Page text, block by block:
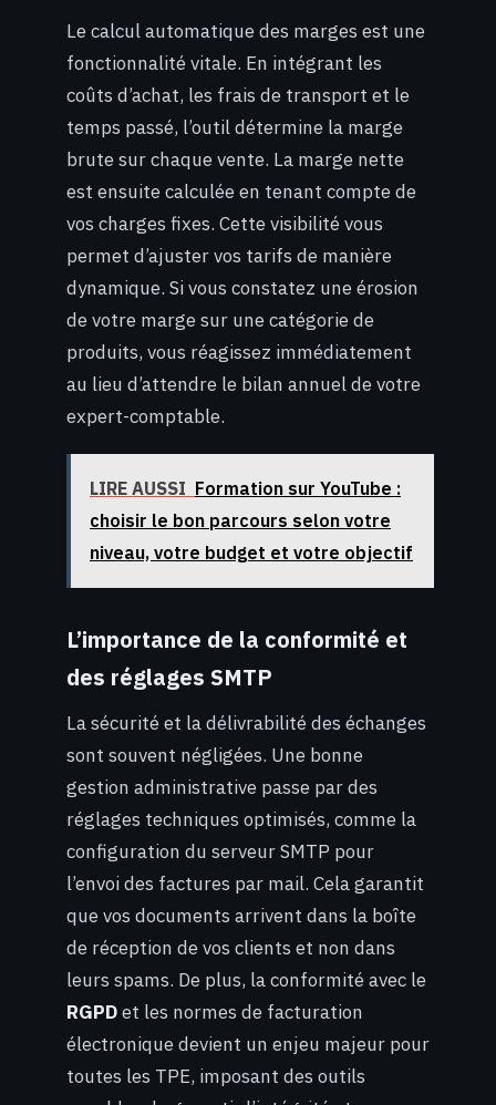
Le calcul automatique des marges est une
fonctionnalité vitale. En intégrant les
coûts d’achat, les frais de transport et le
temps passé, l’outil détermine la marge
brute sur chaque vente. La marge nette
est ensuite calculée en tenant compte de
vos charges fixes. Cette visibilité vous
permet d’ajuster vos tarifs de manière
dynamique. Si vous constatez une érosion
de votre marge sur une catégorie de
produits, vous réagissez immédiatement
au lieu d’attendre le bilan annuel de votre
expert-comptable.
LIRE AUSSI Formation sur YouTube :
choisir le bon parcours selon votre
niveau, votre budget et votre objectif
L’importance de la conformité et
des réglages SMTP
La sécurité et la délivrabilité des échanges
sont souvent négligées. Une bonne
gestion administrative passe par des
réglages techniques optimisés, comme la
configuration du serveur SMTP pour
l’envoi des factures par mail. Cela garantit
que vos documents arrivent dans la boîte
de réception de vos clients et non dans
leurs spams. De plus, la conformité avec le
RGPDet les normes de facturation
électronique devient un enjeu majeur pour
toutes les TPE, imposant des outils